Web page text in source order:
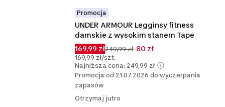
Promocja
UNDER ARMOUR Legginsy fitness
damskie z wysokim stanem Tape
169,99 zł249,99 zł-80 zł
169,99 zł/szt.
Najniższa cena: 249,99 zł
Promocja od 21.07.2026 do wyczerpania
zapasów
Otrzymaj jutro